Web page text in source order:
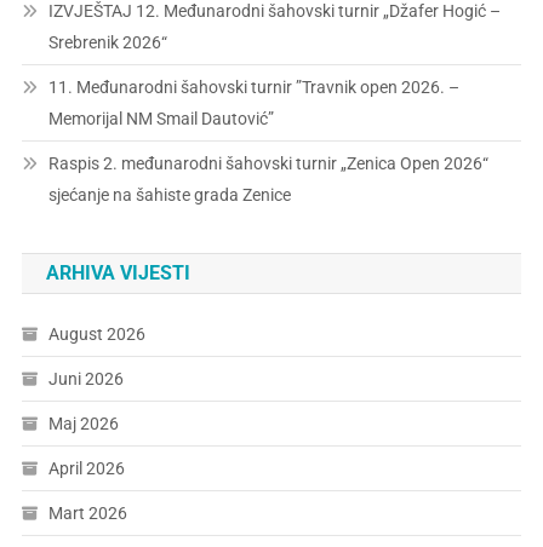
IZVJEŠTAJ 12. Međunarodni šahovski turnir „Džafer Hogić –
Srebrenik 2026“
11. Međunarodni šahovski turnir ”Travnik open 2026. –
Memorijal NM Smail Dautović”
Raspis 2. međunarodni šahovski turnir „Zenica Open 2026“
sjećanje na šahiste grada Zenice
ARHIVA VIJESTI
August 2026
Juni 2026
Maj 2026
April 2026
Mart 2026